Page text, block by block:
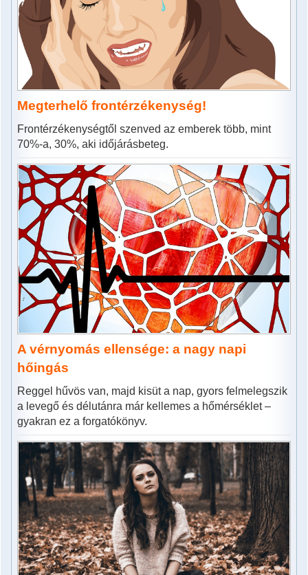
Megterhelő frontérzékenység!
Frontérzékenységtől szenved az emberek több, mint
70%-a, 30%, aki időjárásbeteg.
A vérnyomás ellensége: a nagy napi
hőingás
Reggel hűvös van, majd kisüt a nap, gyors felmelegszik
a levegő és délutánra már kellemes a hőmérséklet –
gyakran ez a forgatókönyv.